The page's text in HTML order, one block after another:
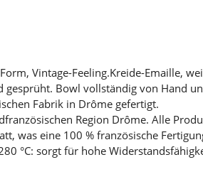
Vintage-Feeling.Kreide-Emaille,
gesprüht. Bowl vollständig von Hand
Fabrik in Drôme gefertigt.
Region Drôme. Alle
was eine 100 % französische
°C: sorgt für hohe